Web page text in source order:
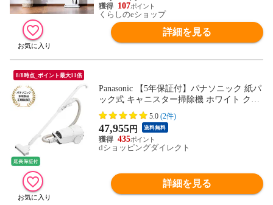
107
くらしのeショップ
詳細を見る
8/8時点_ポイント最大11倍
Panasonic 【5年保証付】パナソニック 紙パ
ック式 キャニスター掃除機 ホワイト クリ
ーナー MC-JP890K-W
5.0 (2件)
47,955円 送料無料
435
dショッピングダイレクト
詳細を見る